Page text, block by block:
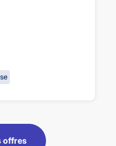
offres